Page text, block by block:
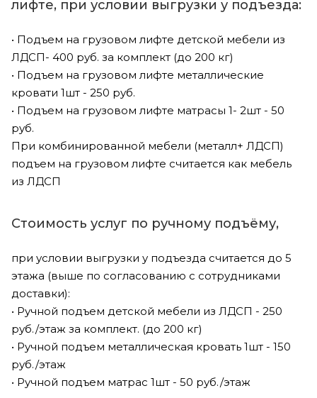
лифте, при условии выгрузки у подъезда:
• Подъем на грузовом лифте детской мебели из
ЛДСП- 400 руб. за комплект (до 200 кг)
• Подъем на грузовом лифте металлические
кровати 1шт - 250 руб.
• Подъем на грузовом лифте матрасы 1- 2шт - 50
руб.
При комбинированной мебели (металл+ ЛДСП)
подъем на грузовом лифте считается как мебель
из ЛДСП
Стоимость услуг по ручному подъёму,
при условии выгрузки у подъезда считается до 5
этажа (выше по согласованию с сотрудниками
доставки):
• Ручной подъем детской мебели из ЛДСП - 250
руб./этаж за комплект. (до 200 кг)
• Ручной подъем металлическая кровать 1шт - 150
руб./этаж
• Ручной подъем матрас 1шт - 50 руб./этаж